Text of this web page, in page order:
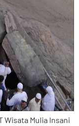
Wisata Mulia Insani